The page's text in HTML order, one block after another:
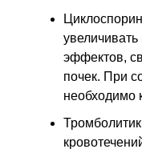
увеличивать
эффектов,
почек. При
необходимо